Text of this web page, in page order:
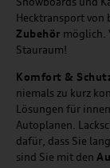
Hecktransport von
Zubehör möglich.
Stauraum!
Komfort &
niemals zu kurz
Lösungen für
Autoplanen.
dafür, dass Sie
sind Sie mit den